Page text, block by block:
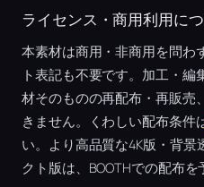
ライセンス・商用利用に
本素材は商用・非商用を問わ
ト表記も不要です。加工・
材そのものの再配布・再販売
きません。くわしい配布条件
い。より高品質な4K版・背
クト版は、BOOTHでの配布を